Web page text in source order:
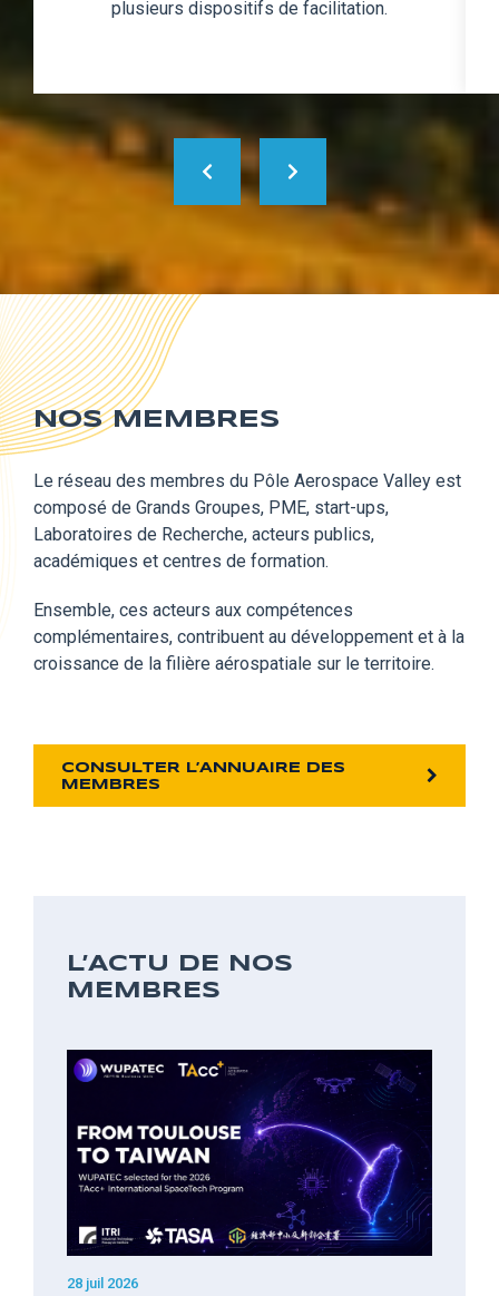
plusieurs dispositifs de facilitation.
NOS MEMBRES
Le réseau des membres du Pôle Aerospace Valley est
composé de Grands Groupes, PME, start-ups,
Laboratoires de Recherche, acteurs publics,
académiques et centres de formation.
Ensemble, ces acteurs aux compétences
complémentaires, contribuent au développement et à la
croissance de la filière aérospatiale sur le territoire.
CONSULTER L’ANNUAIRE DES
MEMBRES
L’ACTU DE NOS
MEMBRES
28 juil 2026